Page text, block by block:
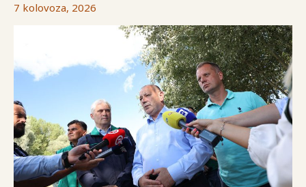
7 kolovoza, 2026